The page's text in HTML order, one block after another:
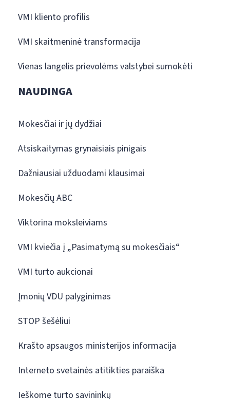
VMI kliento profilis
VMI skaitmeninė transformacija
Vienas langelis prievolėms valstybei sumokėti
NAUDINGA
Mokesčiai ir jų dydžiai
Atsiskaitymas grynaisiais pinigais
Dažniausiai užduodami klausimai
Mokesčių ABC
Viktorina moksleiviams
VMI kviečia į „Pasimatymą su mokesčiais“
VMI turto aukcionai
Įmonių VDU palyginimas
STOP šešėliui
Krašto apsaugos ministerijos informacija
Interneto svetainės atitikties paraiška
Ieškome turto savininkų